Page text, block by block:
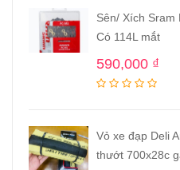
Sên/ Xích Sram
Có 114L mắt
590,000 ₫
Vỏ xe đạp Deli
thướt 700x28c